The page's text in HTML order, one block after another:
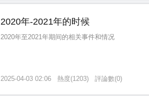
2020年-2021年的时候
2020年至2021年期间的相关事件和情况
2025-04-03 02:06 熱度(1203) 評論數(0)